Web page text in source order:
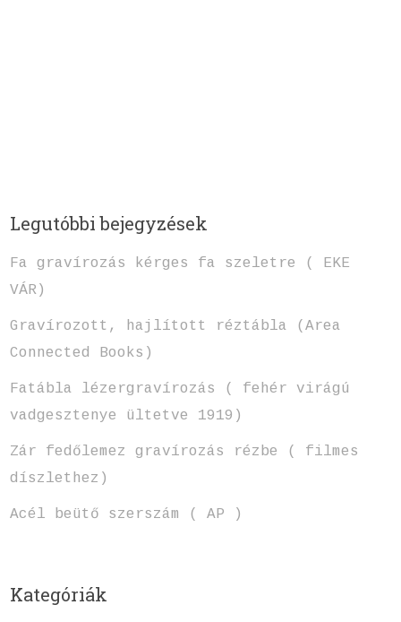
Legutóbbi bejegyzések
Fa gravírozás kérges fa szeletre ( EKE
VÁR)
Gravírozott, hajlított réztábla (Area
Connected Books)
Fatábla lézergravírozás ( fehér virágú
vadgesztenye ültetve 1919)
Zár fedőlemez gravírozás rézbe ( filmes
díszlethez)
Acél beütő szerszám ( AP )
Kategóriák